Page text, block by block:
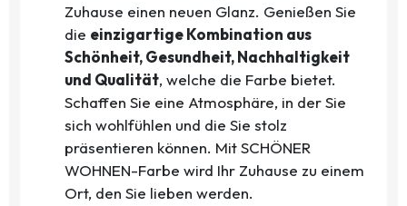
Zuhause einen neuen Glanz. Genießen Sie
die einzigartige Kombination aus
Schönheit, Gesundheit, Nachhaltigkeit
und Qualität, welche die Farbe bietet.
Schaffen Sie eine Atmosphäre, in der Sie
sich wohlfühlen und die Sie stolz
präsentieren können. Mit SCHÖNER
WOHNEN-Farbe wird Ihr Zuhause zu einem
Ort, den Sie lieben werden.